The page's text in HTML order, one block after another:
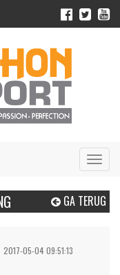
GA TERUG
2017-05-04 09:51:13